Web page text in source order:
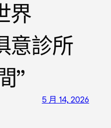
界
意診所
”
5 月 14, 2026